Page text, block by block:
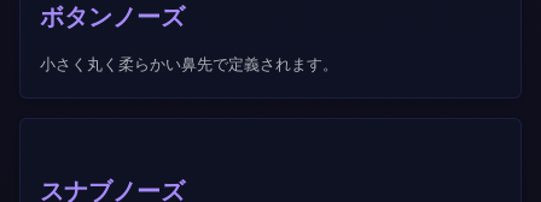
ボタンノーズ
小さく丸く柔らかい鼻先で定義されます。
スナブノーズ